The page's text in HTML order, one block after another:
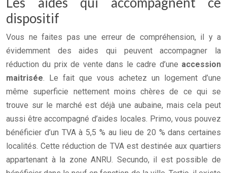
dispositif
Vous ne faites pas une erreur de compréhension, il y a
évidemment des aides qui peuvent accompagner la
réduction du prix de vente dans le cadre d’une accession
maitrisée. Le fait que vous achetez un logement d’une
même superficie nettement moins chères de ce qui se
trouve sur le marché est déjà une aubaine, mais cela peut
aussi être accompagné d’aides locales. Primo, vous pouvez
bénéficier d’un TVA à 5,5 % au lieu de 20 % dans certaines
localités. Cette réduction de TVA est destinée aux quartiers
appartenant à la zone ANRU. Secundo, il est possible de